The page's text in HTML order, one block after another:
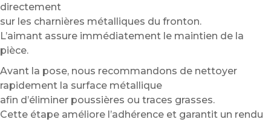
directement
sur les charnières métalliques du fronton.
L’aimant assure immédiatement le maintien de la
pièce.
Avant la pose, nous recommandons de nettoyer
rapidement la surface métallique
afin d’éliminer poussières ou traces grasses.
Cette étape améliore l’adhérence et garantit un rendu